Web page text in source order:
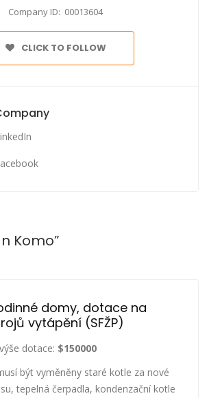
Company ID: 00013604
CLICK TO FOLLOW
Komo”
domy, dotace na
vytápění (SFŽP)
dotace: $150000
být vyměněny staré kotle za nové
tepelná čerpadla, kondenzační kotle